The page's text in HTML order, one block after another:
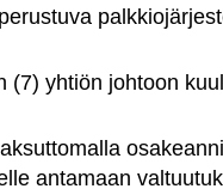
(7) yhtiön johtoon
antamaan